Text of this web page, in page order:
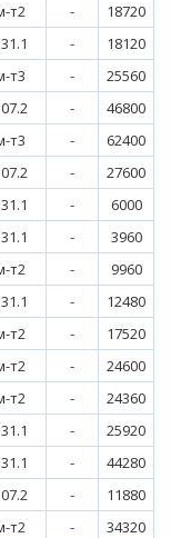
т2 -
18720
-
18120
т3 -
25560
-
46800
т3 -
62400
-
27600
-
6000
-
3960
т2 -
9960
-
12480
т2 -
17520
т2 -
24600
т2 -
24360
-
25920
-
44280
-
11880
т2 -
34320